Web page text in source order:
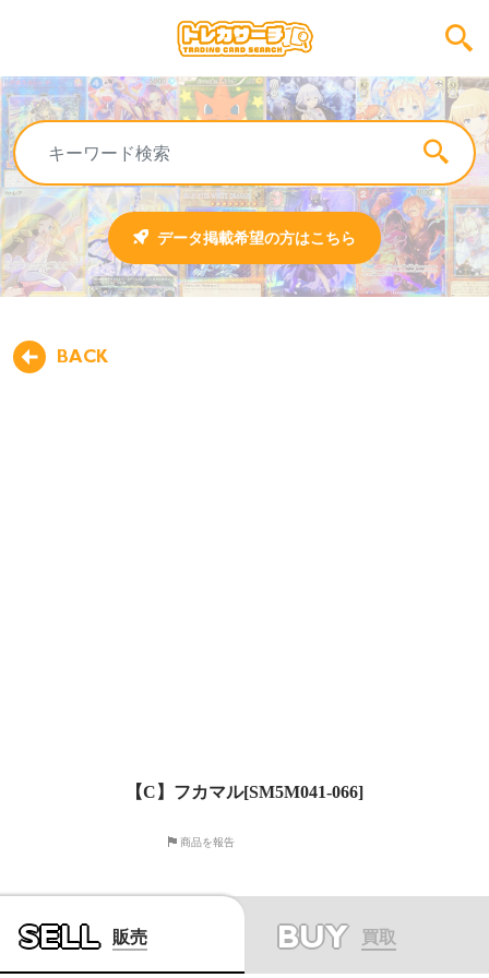
データ掲載希望の方はこちら
BACK
【C】フカマル[SM5M041-066]
商品を報告
SELL 販売 BUY 買取